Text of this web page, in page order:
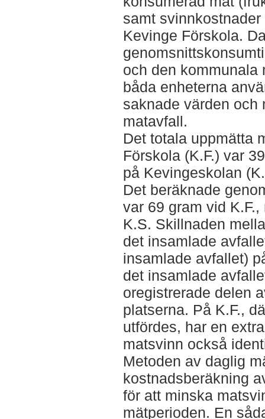
samt
Kevinge Förskola.
och den kommunala
båda enheterna
saknade värden och
matavfall.
Det totala uppmätta
Förskola (K.F.) var
på Kevingeskolan
Det beräknade
var 69 gram vid
K.S. Skillnaden
det insamlade
insamlade avfallet)
det insamlade
oregistrerade delen
platserna. På K.F.,
utfördes, har en
matsvinn också
Metoden av daglig
kostnadsberäkning
för att minska
mätperioden. En